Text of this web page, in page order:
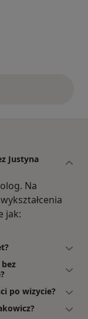
Justyna
Na
jak:
po wizycie?